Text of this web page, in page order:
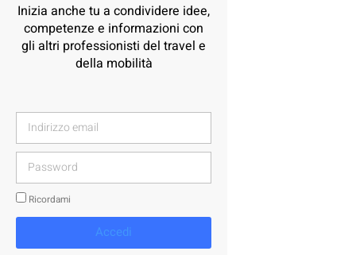
Inizia anche tu a condividere idee,
competenze e informazioni con
gli altri professionisti del travel e
della mobilità
Ricordami
Accedi